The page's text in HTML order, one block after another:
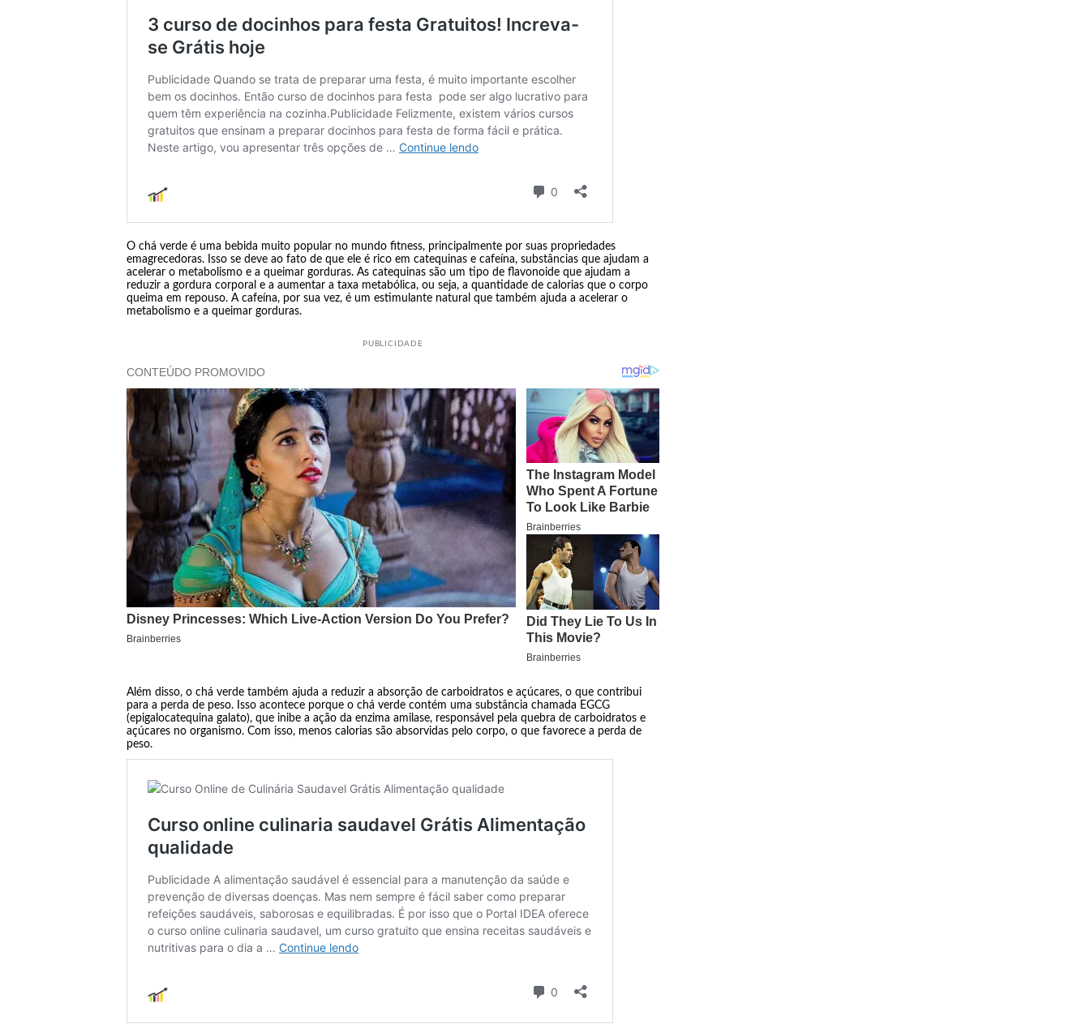
O chá verde é uma bebida muito popular no mundo fitness, principalmente por suas propriedades
emagrecedoras. Isso se deve ao fato de que ele é rico em catequinas e cafeína, substâncias que ajudam a
acelerar o metabolismo e a queimar gorduras. As catequinas são um tipo de flavonoide que ajudam a
reduzir a gordura corporal e a aumentar a taxa metabólica, ou seja, a quantidade de calorias que o corpo
queima em repouso. A cafeína, por sua vez, é um estimulante natural que também ajuda a acelerar o
metabolismo e a queimar gorduras.
PUBLICIDADE
Além disso, o chá verde também ajuda a reduzir a absorção de carboidratos e açúcares, o que contribui
para a perda de peso. Isso acontece porque o chá verde contém uma substância chamada EGCG
(epigalocatequina galato), que inibe a ação da enzima amilase, responsável pela quebra de carboidratos e
açúcares no organismo. Com isso, menos calorias são absorvidas pelo corpo, o que favorece a perda de
peso.